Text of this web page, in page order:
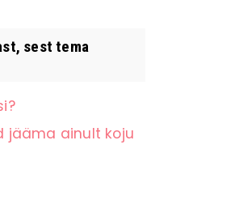
sest tema
jääma ainult koju